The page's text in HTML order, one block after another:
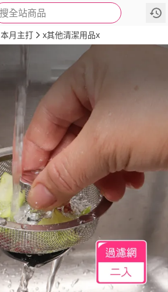
搜全站商品
評價 詳情
本月主打 x其他清潔用品x